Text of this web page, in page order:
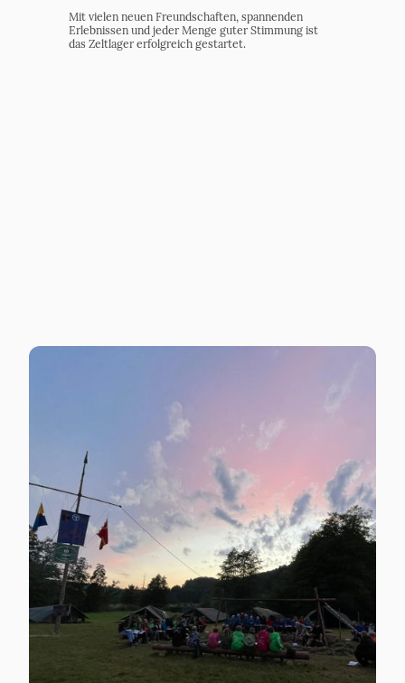
Mit vielen neuen Freundschaften, spannenden
Erlebnissen und jeder Menge guter Stimmung ist
das Zeltlager erfolgreich gestartet.